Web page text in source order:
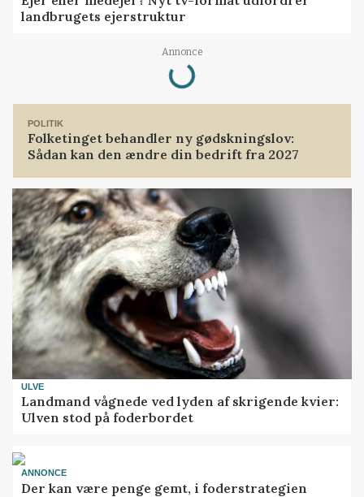
landbrugets ejerstruktur
Annonce
Loading...
POLITIK
Folketinget behandler ny gødskningslov:
Sådan kan den ændre din bedrift fra 2027
ULVE
Landmand vågnede ved lyden af skrigende kvier:
Ulven stod på foderbordet
ANNONCE
Der kan være penge gemt, i foderstrategien